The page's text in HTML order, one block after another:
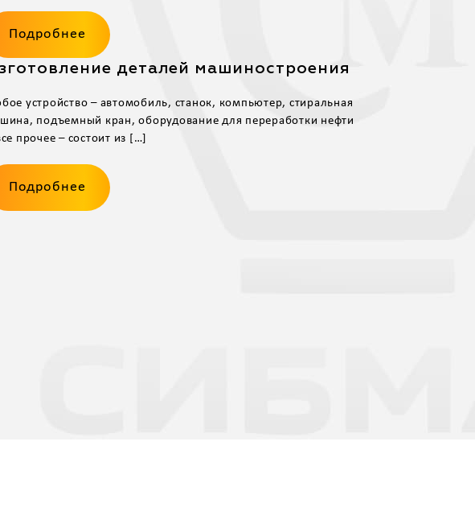
Подробнее
деталей машиностроения
устройство – автомобиль, станок, компьютер, стиральная
подъемный кран, оборудование для переработки нефти
прочее – состоит из […]
Подробнее